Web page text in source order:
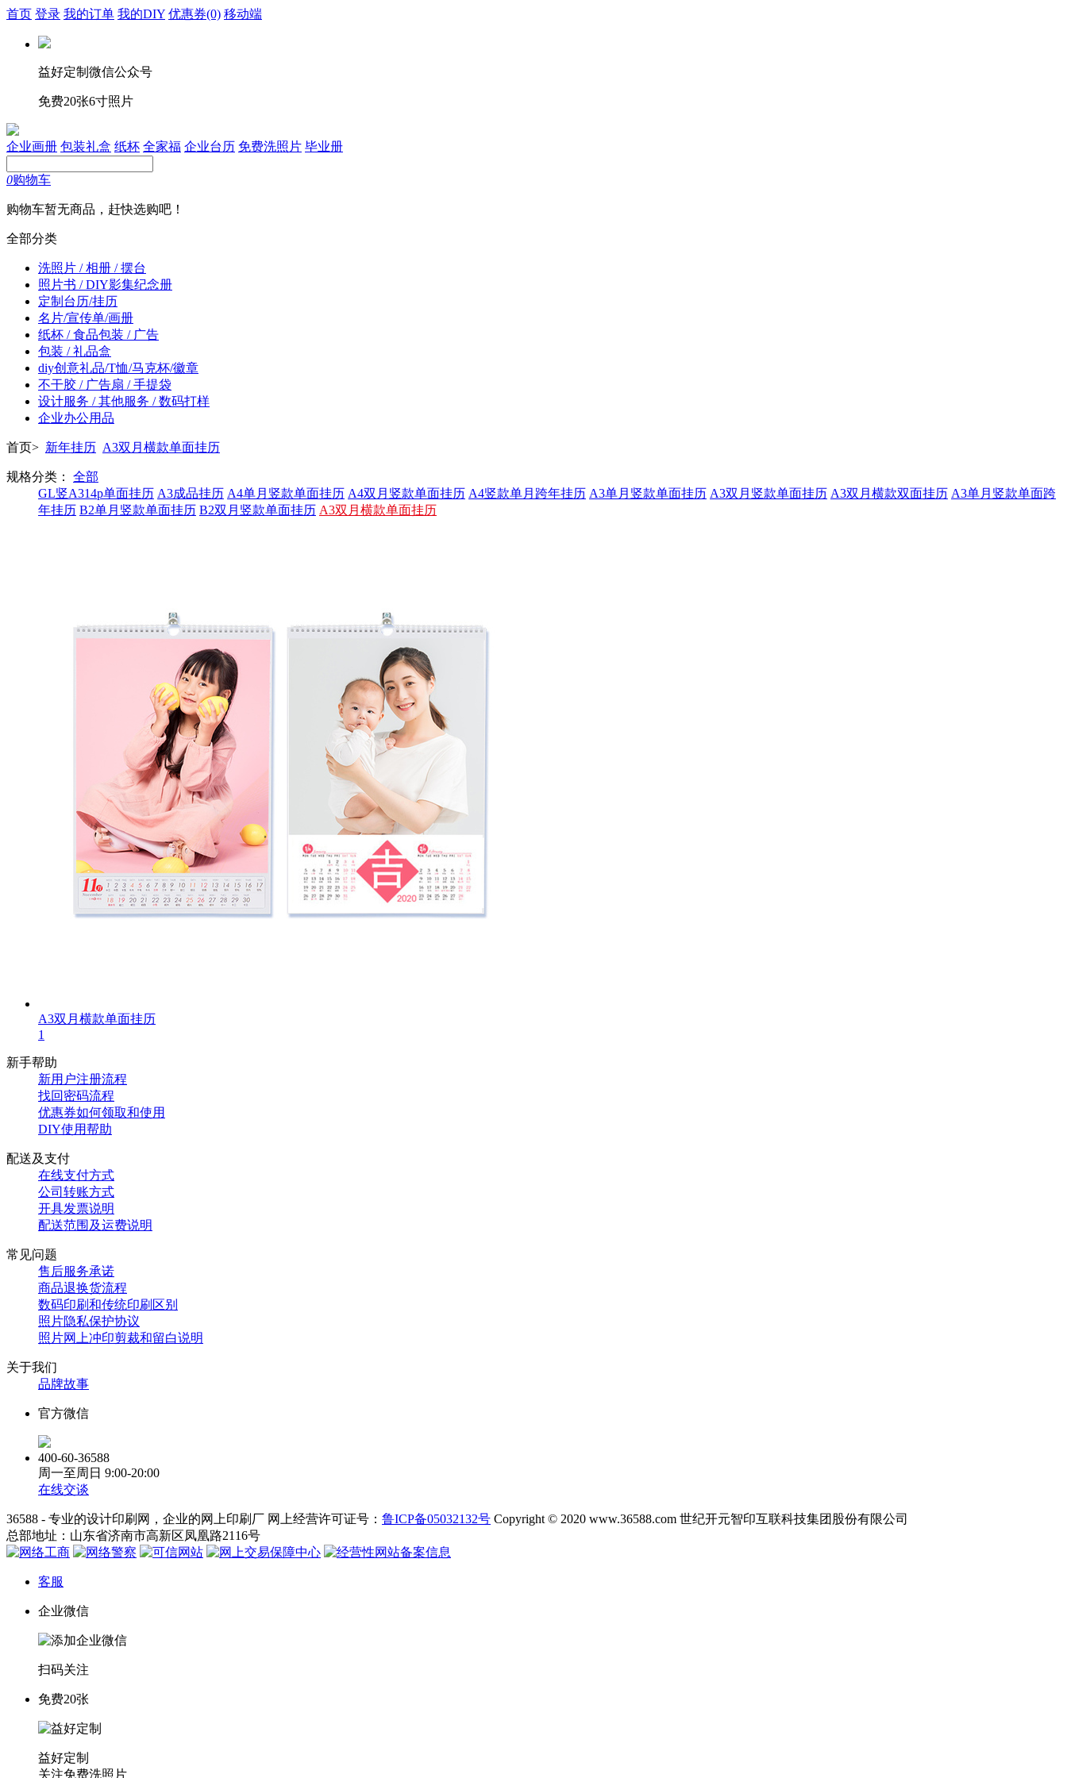
首页 登录 我的订单 我的DIY 优惠券(0) 移动端
益好定制微信公众号
免费20张6寸照片
企业画册 包装礼盒 纸杯 全家福 企业台历 免费洗照片 毕业册
0购物车
购物车暂无商品，赶快选购吧！
全部分类
洗照片 / 相册 / 摆台
照片书 / DIY影集纪念册
定制台历/挂历
名片/宣传单/画册
纸杯 / 食品包装 / 广告
包装 / 礼品盒
diy创意礼品/T恤/马克杯/徽章
不干胶 / 广告扇 / 手提袋
设计服务 / 其他服务 / 数码打样
企业办公用品
首页> 新年挂历 A3双月横款单面挂历
规格分类：
全部
GL竖A314p单面挂历 A3成品挂历 A4单月竖款单面挂历 A4双月竖款单面挂历 A4竖款单月跨年挂历 A3单月竖款单面挂历 A3双月竖款单面挂历 A3双月横款双面挂历 A3单月竖款单面跨
年挂历 B2单月竖款单面挂历 B2双月竖款单面挂历 A3双月横款单面挂历
A3双月横款单面挂历
1
新手帮助
新用户注册流程
找回密码流程
优惠券如何领取和使用
DIY使用帮助
配送及支付
在线支付方式
公司转账方式
开具发票说明
配送范围及运费说明
常见问题
售后服务承诺
商品退换货流程
数码印刷和传统印刷区别
照片隐私保护协议
照片网上冲印剪裁和留白说明
关于我们
品牌故事
官方微信
400-60-36588
周一至周日 9:00-20:00
在线交谈
36588 - 专业的设计印刷网，企业的网上印刷厂 网上经营许可证号： 鲁ICP备05032132号 Copyright © 2020 www.36588.com 世纪开元智印互联科技集团股份有限公司
总部地址：山东省济南市高新区凤凰路2116号
客服
企业微信
扫码关注
免费20张
益好定制
关注免费洗照片